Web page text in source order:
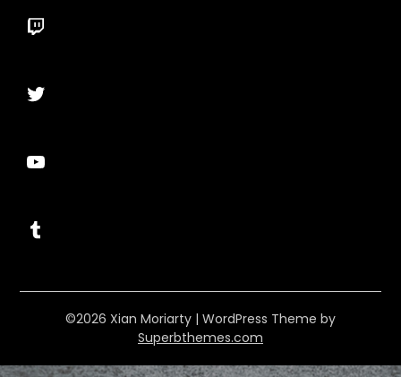
Twitch
Twitter
YouTube
Tumblr
©2026 Xian Moriarty | WordPress Theme by
Superbthemes.com